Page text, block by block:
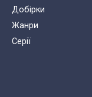
Добірки
Жанри
Cерії